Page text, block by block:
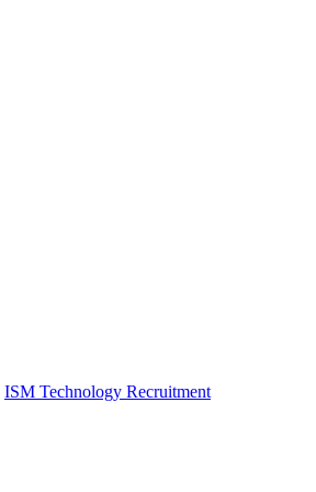
ISM Technology Recruitment